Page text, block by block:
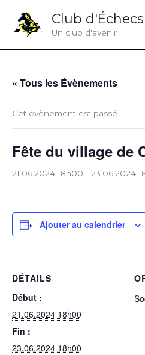
contenu
Club
Un club d'avenir !
« Tous les Évènements
Cet évènement est passé.
Fête du village de
21.06.2024 18h00 - 23.06.2024
Ajouter au calendrier
DÉTAILS
Début :
21.06.2024 18h00
Fin :
23.06.2024 18h00